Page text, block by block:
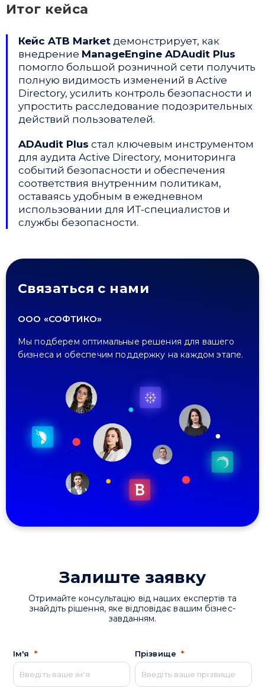
Итог кейса
Кейс ATB Market демонстрирует, как
внедрение ManageEngine ADAudit Plus
помогло большой розничной сети получить
полную видимость изменений в Active
Directory, усилить контроль безопасности и
упростить расследование подозрительных
действий пользователей.
ADAudit Plus стал ключевым инструментом
для аудита Active Directory, мониторинга
событий безопасности и обеспечения
соответствия внутренним политикам,
оставаясь удобным в ежедневном
использовании для ИТ-специалистов и
службы безопасности.
Связаться с нами
ООО «СОФТИКО»
Мы подберем оптимальные решения для вашего
бизнеса и обеспечим поддержку на каждом этапе.